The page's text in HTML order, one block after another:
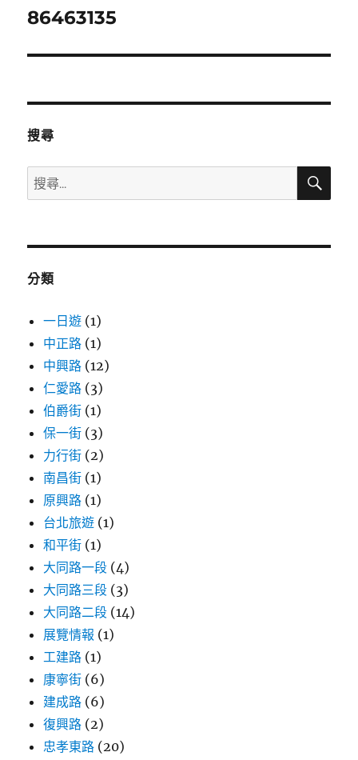
章:
下
篇
章:
86463135
搜尋
搜
尋
鍵
搜
分類
一日遊 (1)
中正路 (1)
中興路 (12)
仁愛路 (3)
伯爵街 (1)
保一街 (3)
力行街 (2)
南昌街 (1)
原興路 (1)
台北旅遊 (1)
和平街 (1)
大同路一段 (4)
大同路三段 (3)
大同路二段 (14)
展覽情報 (1)
工建路 (1)
康寧街 (6)
建成路 (6)
復興路 (2)
忠孝東路 (20)